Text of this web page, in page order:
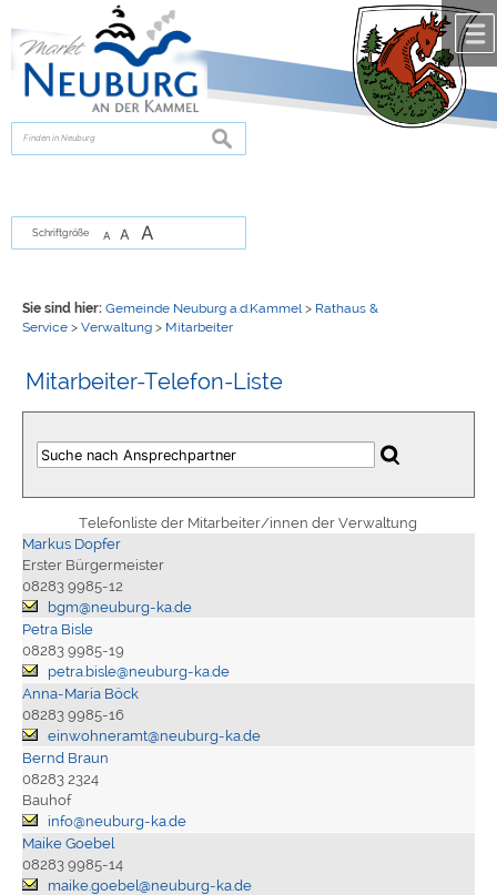
zur Navigationoder
springen.
suchen
Schriftgröße A A A
Sie sind hier: Gemeinde Neuburg a.d.Kammel > Rathaus &
Service> Verwaltung> Mitarbeiter
Mitarbeiter-Telefon-Liste
Telefonliste der Mitarbeiter/innen der Verwaltung
Markus Dopfer
Erster Bürgermeister
08283 9985-12
bgm@neuburg-ka.de
Petra Bisle
08283 9985-19
petra.bisle@neuburg-ka.de
Anna-Maria Böck
08283 9985-16
einwohneramt@neuburg-ka.de
Bernd Braun
08283 2324
Bauhof
info@neuburg-ka.de
Maike Goebel
08283 9985-14
maike.goebel@neuburg-ka.de